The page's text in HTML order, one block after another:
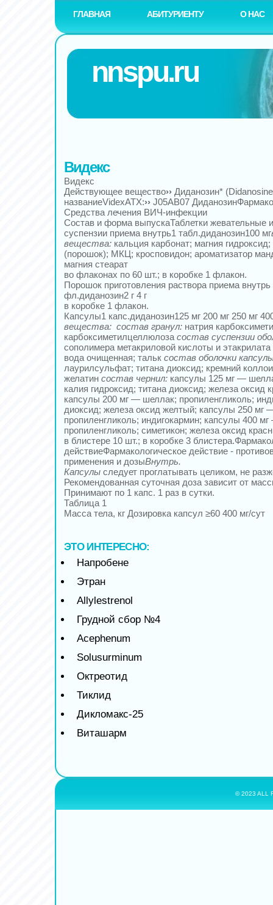
ГЛАВНАЯ АБИТУРИЕНТУ О НАС
nnspu.ru
Видекс
Видекс
Действующее вещество›› Диданозин*
названиеVidexАТХ:›› J05AB07
Средства лечения ВИЧ-инфекции
Состав и форма выпускаТаблетки жевательные
суспензии приема внутрь1 табл.диданозин100 мг
вещества: кальция карбонат; магния
(порошок); МКЦ; кросповидон; ароматизатор
магния стеарат
во флаконах по 60 шт.; в коробке 1 флакон.
Порошок приготовления раствора приема внутрь
фл.диданозин2 г 4 г
в коробке 1 флакон.
Капсулы1 капс.диданозин125 мг 200 мг 250 мг
вещества: состав гранул: натрия
карбоксиметилцеллюлоза состав суспензии
сополимера метакриловой кислоты и
вода очищенная; тальк состав оболочки
лаурилсульфат; титана диоксид; кремний
желатин состав чернил: капсулы 125 мг —
калия гидроксид; титана диоксид; железа оксид
капсулы 200 мг — шеллак; пропиленгликоль;
диоксид; железа оксид желтый; капсулы 250 мг
пропиленгликоль; индигокармин; капсулы 400
пропиленгликоль; симетикон; железа оксид
в блистере 10 шт.; в коробке 3
действиеФармакологическое действие -
применения и дозыВнутрь.
Капсулы следует проглатывать целиком, не
Рекомендованная суточная доза зависит от
Принимают по 1 капс. 1 раз в сутки.
Таблица 1
Масса тела, кг Дозировка капсул ≥60 400 мг/сут
ЭТО ИНТЕРЕСНО:
Напробене
Этран
Allylestrenol
Грудной сбор №4
Acephenum
Solusurminum
Октреотид
Тиклид
Дикломакс-25
Виташарм
© 2023 ALL